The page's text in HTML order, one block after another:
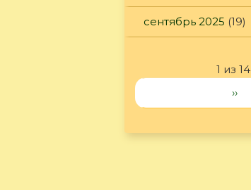
сентябрь 2025 (19)
1 из 14
››